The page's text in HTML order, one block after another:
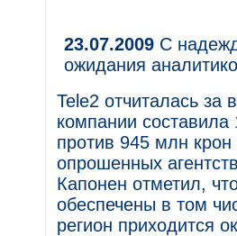
23.07.2009 С
ожидания
Tele2 отчиталась за
компании
против 945 млн крон
опрошенных
Капонен отметил,
обеспечены в том
регион приходится